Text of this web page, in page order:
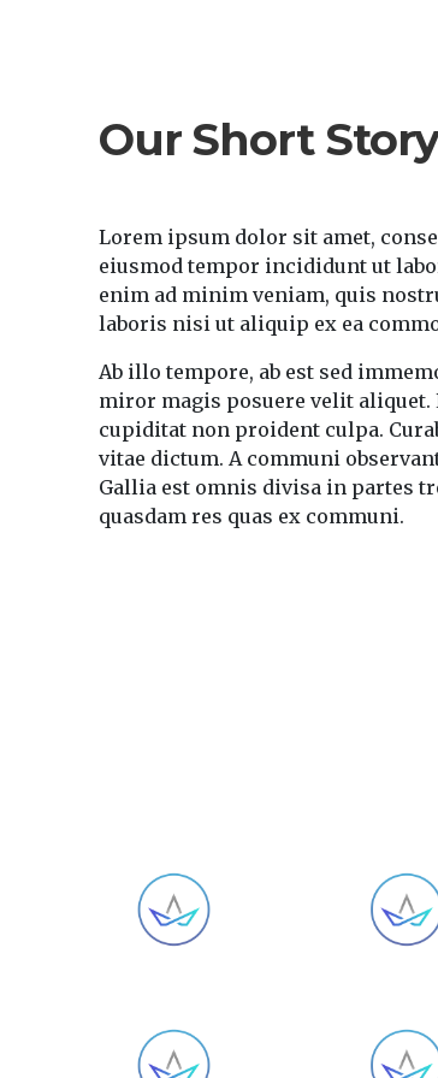
Our Short
Lorem ipsum dolor sit amet,
eiusmod tempor incididunt ut
enim ad minim veniam, quis
laboris nisi ut aliquip ex ea
Ab illo tempore, ab est sed
miror magis posuere velit aliquet.
cupiditat non proident culpa.
vitae dictum. A communi
Gallia est omnis divisa in partes
quasdam res quas ex communi.